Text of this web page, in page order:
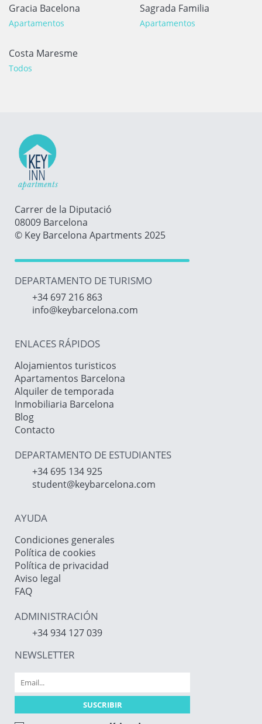
Gracia Bacelona
Apartamentos
Sagrada Familia
Apartamentos
Costa Maresme
Todos
Carrer de la Diputació
08009 Barcelona
© Key Barcelona Apartments 2025
DEPARTAMENTO DE TURISMO
+34 697 216 863
info@keybarcelona.com
ENLACES RÁPIDOS
Alojamientos turisticos
Apartamentos Barcelona
Alquiler de temporada
Inmobiliaria Barcelona
Blog
Contacto
DEPARTAMENTO DE ESTUDIANTES
+34 695 134 925
student@keybarcelona.com
AYUDA
Condiciones generales
Política de cookies
Política de privacidad
Aviso legal
FAQ
ADMINISTRACIÓN
+34 934 127 039
NEWSLETTER